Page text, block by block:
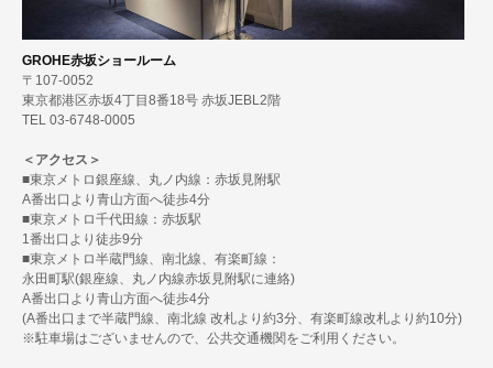
GROHE赤坂ショールーム
〒107-0052
東京都港区赤坂4丁目8番18号 赤坂JEBL2階
TEL 03-6748-0005
＜アクセス＞
■東京メトロ銀座線、丸ノ内線：赤坂見附駅
A番出口より青山方面へ徒歩4分
■東京メトロ千代田線：赤坂駅
1番出口より徒歩9分
■東京メトロ半蔵門線、南北線、有楽町線：
永田町駅(銀座線、丸ノ内線赤坂見附駅に連絡)
A番出口より青山方面へ徒歩4分
(A番出口まで半蔵門線、南北線 改札より約3分、有楽町線改札より約10分)
※駐車場はございませんので、公共交通機関をご利用ください。